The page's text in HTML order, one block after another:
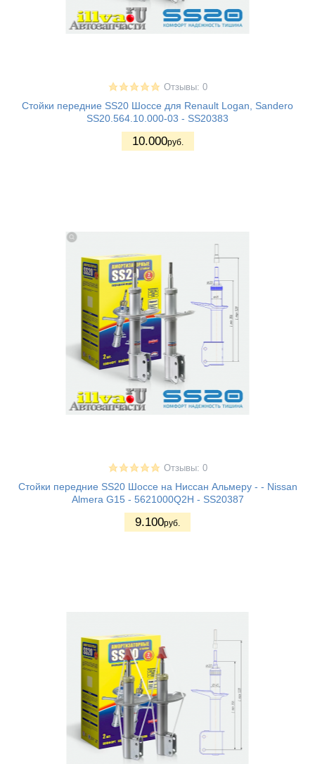
Отзывы: 0
Стойки передние SS20 Шоссе для Renault Logan, Sandero
SS20.564.10.000-03 - SS20383
10.000руб.
Отзывы: 0
Cтойки передние SS20 Шоссе на Ниссан Альмеру - - Nissan
Almera G15 - 5621000Q2H - SS20387
9.100руб.